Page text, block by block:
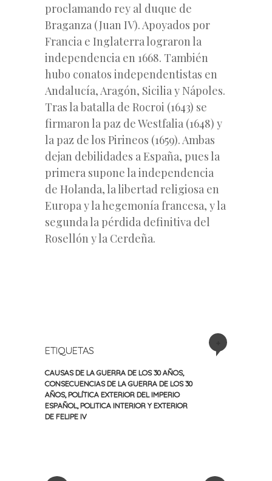
proclamando rey al duque de
Braganza (Juan IV). Apoyados por
Francia e Inglaterra lograron la
independencia en 1668. También
hubo conatos independentistas en
Andalucía, Aragón, Sicilia y Nápoles.
Tras la batalla de Rocroi (1643) se
firmaron la paz de Westfalia (1648) y
la paz de los Pirineos (1659). Ambas
dejan debilidades a España, pues la
primera supone la independencia
de Holanda, la libertad religiosa en
Europa y la hegemonía francesa, y la
segunda la pérdida definitiva del
Rosellón y la Cerdeña.
ETIQUETAS
CAUSAS DE LA GUERRA DE LOS 30 AÑOS,
CONSECUENCIAS DE LA GUERRA DE LOS 30
AÑOS, POLÍTICA EXTERIOR DEL IMPERIO
ESPAÑOL POLITICA INTERIOR Y EXTERIOR
DE FELIPE IV